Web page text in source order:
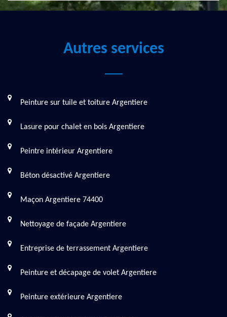
Autres services
Peinture sur tuile et toiture Argentiere
Lasure pour chalet en bois Argentiere
Peintre intérieur Argentiere
Béton désactivé Argentiere
Maçon Argentiere 74400
Nettoyage de façade Argentiere
Entreprise de terrassement Argentiere
Peinture et décapage de volet Argentiere
Peinture extérieure Argentiere